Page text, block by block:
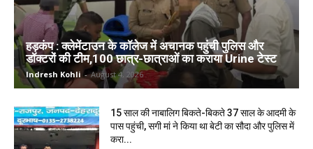
हड़कंप : क्लेमेंटाउन के कॉलेज में अचानक पहुंची पुलिस और
डॉक्टरों की टीम,100 छात्र-छात्राओं का कराया Urine टेस्ट
Indresh Kohli - August 4, 2026
15 साल की नाबालिग बिकते-बिकते 37 साल के आदमी के
पास पहुंची, सगी मां ने किया था बेटी का सौदा और पुलिस में
करा...